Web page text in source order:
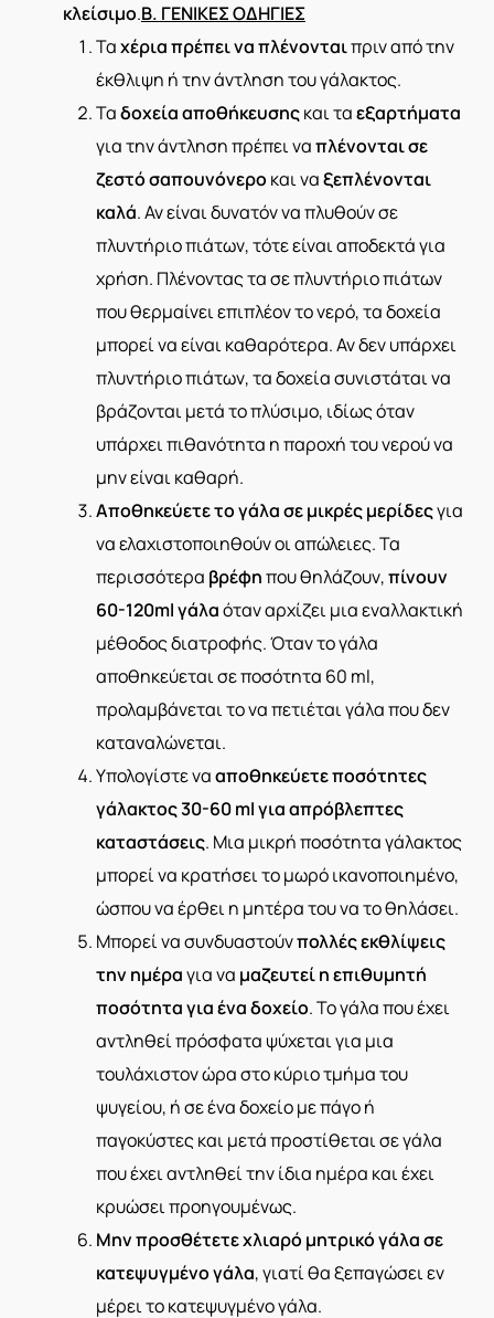
κλείσιμο.Β. ΓΕΝΙΚΕΣ ΟΔΗΓΙΕΣ
Ταχέρια πρέπει να πλένονταιπριν από την
έκθλιψη ή την άντληση του γάλακτος.
Ταδοχεία αποθήκευσηςκαι ταεξαρτήματα
για την άντληση πρέπει ναπλένονταισε
ζεστό σαπουνόνερο και ναξεπλένονται
καλά. Αν είναι δυνατόν να πλυθούν σε
πλυντήριο πιάτων, τότε είναι αποδεκτά για
χρήση. Πλένοντας τα σε πλυντήριο πιάτων
που θερμαίνει επιπλέον το νερό, τα δοχεία
μπορεί να είναι καθαρότερα. Αν δεν υπάρχει
πλυντήριο πιάτων, τα δοχεία συνιστάται να
βράζονται μετά το πλύσιμο, ιδίως όταν
υπάρχει πιθανότητα η παροχή του νερού να
μην είναι καθαρή.
Αποθηκεύετε το γάλα σε μικρές μερίδεςγια
να ελαχιστοποιηθούν οι απώλειες. Τα
περισσότερα βρέφηπου θηλάζουν,πίνουν
60-120ml γάλαόταν αρχίζει μια εναλλακτική
μέθοδος διατροφής. Όταν το γάλα
αποθηκεύεται σε ποσότητα 60 ml,
προλαμβάνεται το να πετιέται γάλα που δεν
καταναλώνεται.
Υπολογίστε νααποθηκεύετε ποσότητες
γάλακτος 30-60 ml για απρόβλεπτες
καταστάσεις. Μια μικρή ποσότητα γάλακτος
μπορεί να κρατήσει το μωρό ικανοποιημένο,
ώσπου να έρθει η μητέρα του να το θηλάσει.
Μπορεί να συνδυαστούνπολλές εκθλίψεις
την ημέραγια να μαζευτεί η επιθυμητή
ποσότηταγια ένα δοχείο. Το γάλα που έχει
αντληθεί πρόσφατα ψύχεται για μια
τουλάχιστον ώρα στο κύριο τμήμα του
ψυγείου, ή σε ένα δοχείο με πάγο ή
παγοκύστες και μετά προστίθεται σε γάλα
που έχει αντληθεί την ίδια ημέρα και έχει
κρυώσει προηγουμένως.
Μην προσθέτετε χλιαρό μητρικό γάλα σε
κατεψυγμένο γάλα, γιατί θα ξεπαγώσει εν
μέρει το κατεψυγμένο γάλα.